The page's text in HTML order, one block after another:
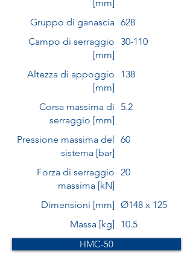
[mm]
Gruppo di ganascia 628
Campo di serraggio
[mm]
30-110
Altezza di appoggio
[mm]
138
Corsa massima di
serraggio [mm]
5.2
Pressione massima del
sistema [bar]
60
Forza di serraggio
massima [kN]
20
Dimensioni [mm] Ø148 x 125
Massa [kg]
10.5
HMC-50